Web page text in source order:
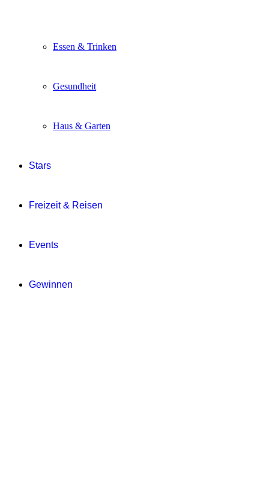
Essen & Trinken
Gesundheit
Haus & Garten
Stars
Freizeit & Reisen
Events
Gewinnen